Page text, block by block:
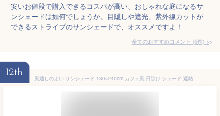
安いお値段で購入できるコスパが高い、おしゃれな庭になるサ
ンシェードは如何でしょうか。目隠しや遮光、紫外線カットが
できるストライプのサンシェードで、オススメですよ！
全てのおすすめコメント (5件) >
12th
風通しのよい サンシェード 180×240cm カフェ風 日除け シェード 遮熱 目隠し 庭 テラス 目隠し シート風を通す 窓 自宅 飲食店 ベランダ バルコニー よしず柄 ストライプ 西日対策 日差し 強い カット 涼しい 夏 真夏 日よけ